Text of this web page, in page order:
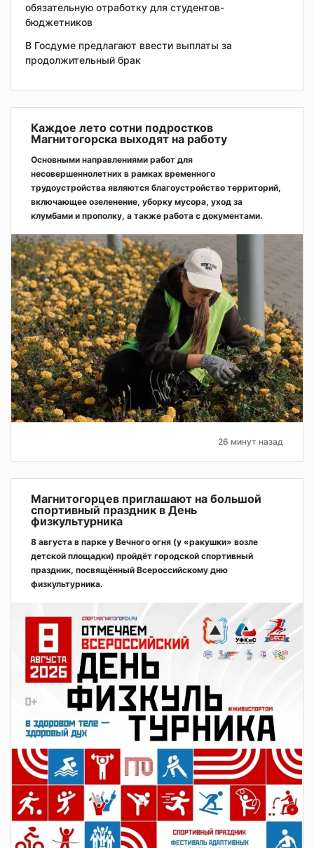
обязательную отработку для студентов-
бюджетников
В Госдуме предлагают ввести выплаты за
продолжительный брак
Каждое лето сотни подростков
Магнитогорска выходят на работу
Основными направлениями работ для
несовершеннолетних в рамках временного
трудоустройства являются благоустройство территорий,
включающее озеленение, уборку мусора, уход за
клумбами и прополку, а также работа с документами.
26 минут назад
Магнитогорцев приглашают на большой
спортивный праздник в День
физкультурника
8 августа в парке у Вечного огня (у «ракушки» возле
детской площадки) пройдёт городской спортивный
праздник, посвящённый Всероссийскому дню
физкультурника.